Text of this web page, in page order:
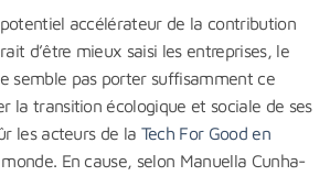
accélérateur de la contribution
d’être mieux saisi les entreprises, le
semble pas porter suffisamment ce
la transition écologique et sociale de ses
les acteurs de la Tech For Good en
En cause, selon Manuella Cunha-